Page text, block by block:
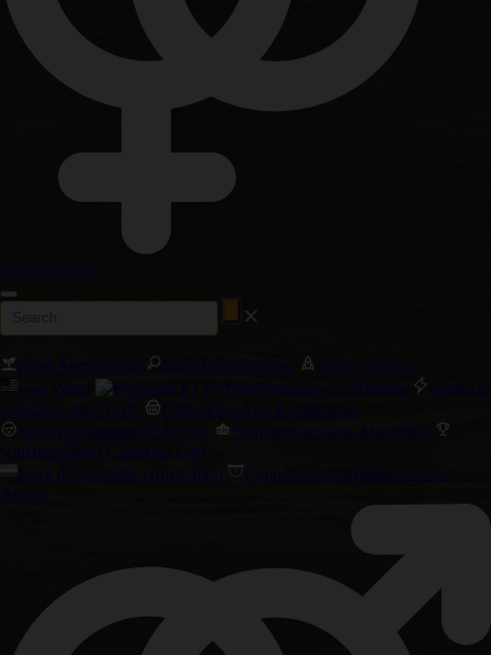
Semi Regolari
Semi Autofiorenti Semi Femminizzati
Nuove Uscite
Cali Weed
Precision F1 Hybrids
Semi Di
Cannabis Alto THC
Collezione Alto Rendimento
Semi di Cannabis Chill Out
Semi di Cannabis Alto CBD
Vincitori Della Cannabis Cup
Semi di Cannabis Amsterdam
Cannabis con Miglior Gusto e
Aroma